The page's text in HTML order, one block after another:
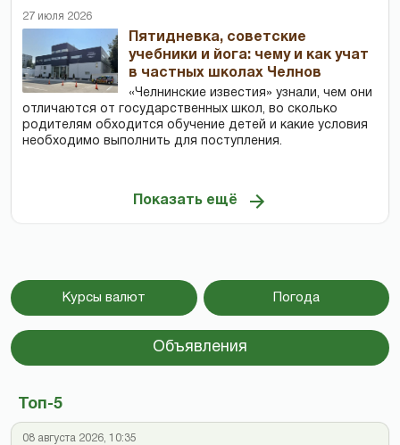
27 июля 2026
Пятидневка, советские
учебники и йога: чему и как учат
в частных школах Челнов
«Челнинские известия» узнали, чем они
отличаются от государственных школ, во сколько
родителям обходится обучение детей и какие условия
необходимо выполнить для поступления.
Показать ещё
Курсы валют Погода
Объявления
Топ-5
08 августа 2026, 10:35